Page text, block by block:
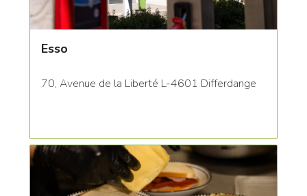
Esso
70, Avenue de la Liberté L-4601 Differdange